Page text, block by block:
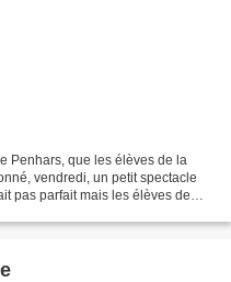
Penhars, que les élèves de la
vendredi, un petit spectacle
pas parfait mais les élèves de